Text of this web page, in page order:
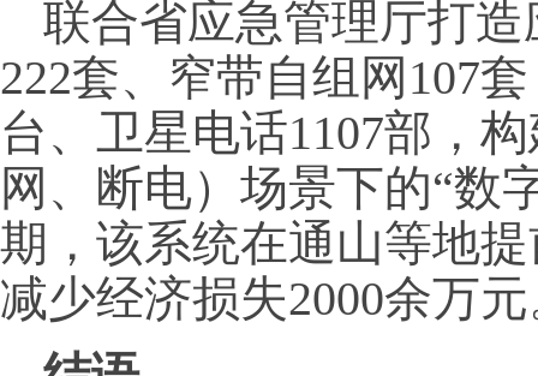
联合省应急管理厅打
222套、窄带自组网107
台、卫星电话1107部，
网、断电）场景下的“数
期，该系统在通山等地
减少经济损失2000余万